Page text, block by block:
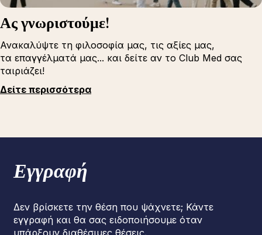
Ας γνωριστούμε!
Ανακαλύψτε τη φιλοσοφία μας, τις αξίες μας,
τα επαγγέλματά μας... και δείτε αν το Club Med σας
ταιριάζει!
Δείτε περισσότερα
Εγγραφή
Δεν βρίσκετε την θέση που ψάχνετε; Κάντε
εγγραφή και θα σας ειδοποιήσουμε όταν
υπάρξουν διαθέσιμες θέσεις.